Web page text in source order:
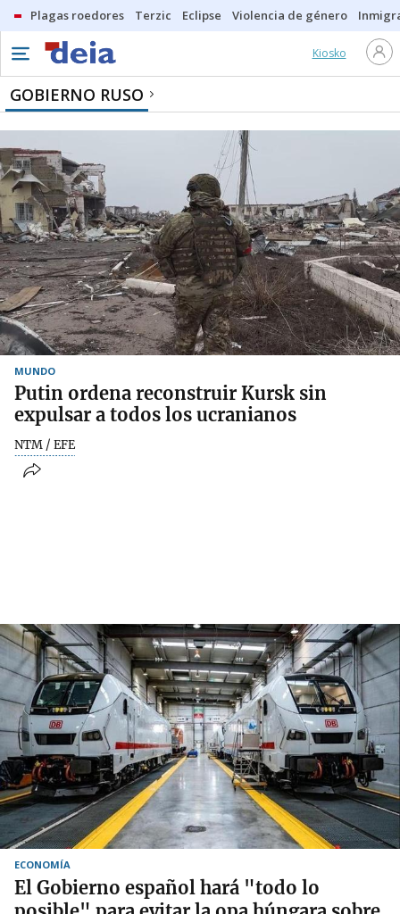
Plagas roedores Terzic Eclipse Violencia de género
Kiosko
GOBIERNO RUSO
MUNDO
Putin ordena reconstruir Kursk sin
expulsar a todos los ucranianos
NTM / EFE
ECONOMÍA
El Gobierno español hará "todo lo